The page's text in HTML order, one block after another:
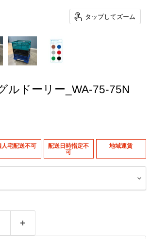
タップしてズーム
ルドーリー_WA-75-75N
人宅配送不可
配送日時指定不
可
地域運賃